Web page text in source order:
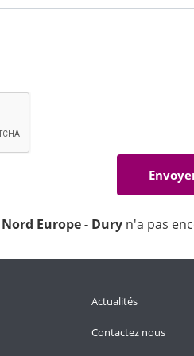
Europe - Dury n'a pas
Actualités
Contactez nous